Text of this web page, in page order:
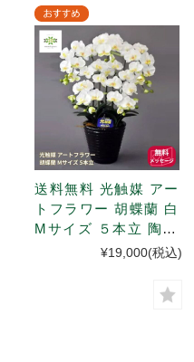
送料無料 光触媒 アー
トフラワー 胡蝶蘭 白
Mサイズ ５本立 陶器
鉢入(次回9月下旬入
¥19,000(税込)